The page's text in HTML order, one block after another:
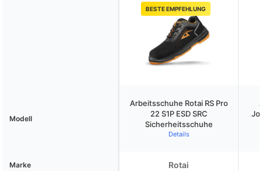
BESTE EMPFEHLUNG
Modell
Arbeitsschuhe Rotai RS Pro
22 S1P ESD SRC
Sicherheitsschuhe
Details
Marke Rotai